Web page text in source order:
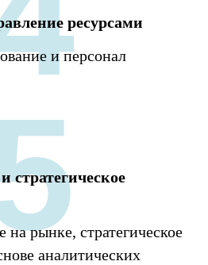
ресурсами
и персонал
стратегическое
рынке, стратегическое
аналитических